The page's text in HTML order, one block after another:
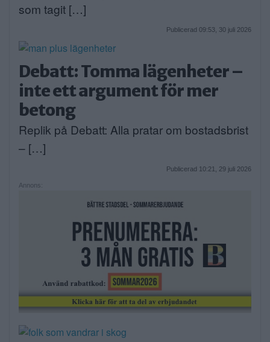
som tagit […]
Publicerad 09:53, 30 juli 2026
Debatt: Tomma lägenheter –
inte ett argument för mer
betong
Replik på Debatt: Alla pratar om bostadsbrist
– […]
Publicerad 10:21, 29 juli 2026
Annons: